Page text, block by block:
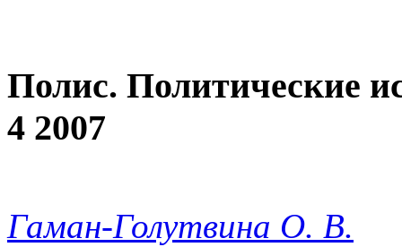
Полис. Политические
4 2007
Гаман-Голутвина О. В.